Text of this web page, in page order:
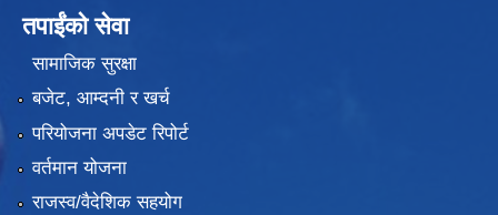
तपाईंको सेवा
सामाजिक सुरक्षा
बजेट, आम्दनी र खर्च
परियोजना अपडेट रिपोर्ट
वर्तमान योजना
राजस्व/वैदेशिक सहयोग